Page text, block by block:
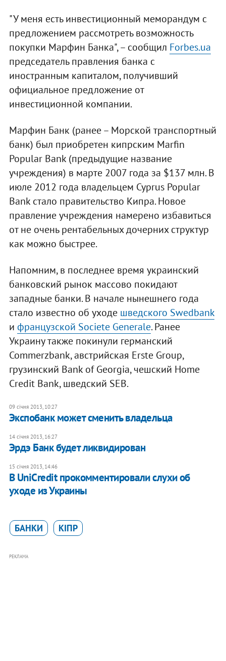
"У меня есть инвестиционный меморандум с
предложением рассмотреть возможность
покупки Марфин Банка", – сообщил Forbes.ua
председатель правления банка с
иностранным капиталом, получивший
официальное предложение от
инвестиционной компании.
Марфин Банк (ранее – Морской транспортный
банк) был приобретен кипрским Marfin
Popular Bank (предыдущие название
учреждения) в марте 2007 года за $137 млн. В
июле 2012 года владельцем Cyprus Popular
Bank стало правительство Кипра. Новое
правление учреждения намерено избавиться
от не очень рентабельных дочерних структур
как можно быстрее.
Напомним, в последнее время украинский
банковский рынок массово покидают
западные банки. В начале нынешнего года
стало известно об уходе шведского Swedbank
и французской Societe Generale. Ранее
Украину также покинули германский
Commerzbank, австрийская Erste Group,
грузинский Bank of Georgia, чешский Home
Credit Bank, шведский SEB.
09 січня 2013, 10:27
Экспобанк может сменить владельца
14 січня 2013, 16:27
Эрдэ Банк будет ликвидирован
15 січня 2013, 14:46
В UniCredit прокомментировали слухи об
уходе из Украины
БАНКИ КІПР
РЕКЛАМА